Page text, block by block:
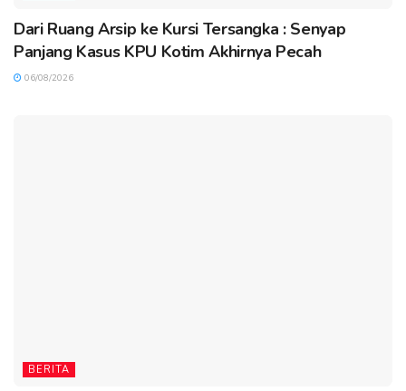
Dari Ruang Arsip ke Kursi Tersangka : Senyap
Panjang Kasus KPU Kotim Akhirnya Pecah
06/08/2026
BERITA